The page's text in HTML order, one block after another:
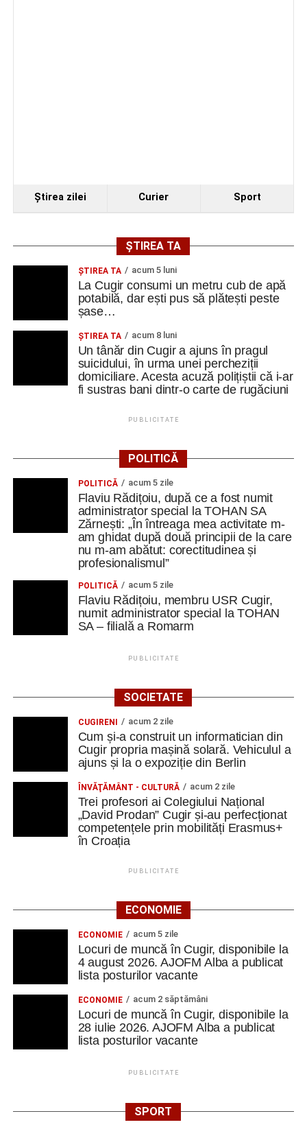
Ştirea zilei Curier Sport
ȘTIREA TA
ȘTIREA TA acum 5 luni
La Cugir consumi un metru cub de apă
potabilă, dar ești pus să plătești peste
șase…
ȘTIREA TA acum 8 luni
Un tânăr din Cugir a ajuns în pragul
suicidului, în urma unei percheziții
domiciliare. Acesta acuză polițiștii că i-ar
fi sustras bani dintr-o carte de rugăciuni
PUBLICITATE
POLITICĂ
POLITICĂ acum 5 zile
Flaviu Rădițoiu, după ce a fost numit
administrator special la TOHAN SA
Zărnești: „În întreaga mea activitate m-
am ghidat după două principii de la care
nu m-am abătut: corectitudinea și
profesionalismul”
POLITICĂ acum 5 zile
Flaviu Rădițoiu, membru USR Cugir,
numit administrator special la TOHAN
SA – filială a Romarm
PUBLICITATE
SOCIETATE
CUGIRENI acum 2 zile
Cum și-a construit un informatician din
Cugir propria mașină solară. Vehiculul a
ajuns și la o expoziție din Berlin
ÎNVĂŢĂMÂNT - CULTURĂ acum 2 zile
Trei profesori ai Colegiului Național
„David Prodan” Cugir și-au perfecționat
competențele prin mobilități Erasmus+
în Croația
PUBLICITATE
ECONOMIE
ECONOMIE acum 5 zile
Locuri de muncă în Cugir, disponibile la
4 august 2026. AJOFM Alba a publicat
lista posturilor vacante
ECONOMIE acum 2 săptămâni
Locuri de muncă în Cugir, disponibile la
28 iulie 2026. AJOFM Alba a publicat
lista posturilor vacante
PUBLICITATE
SPORT